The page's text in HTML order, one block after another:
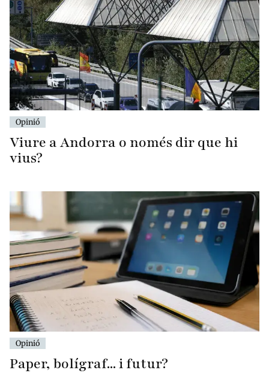
Opinió
Viure a Andorra o només dir que hi
vius?
Opinió
Paper, bolígraf... i futur?